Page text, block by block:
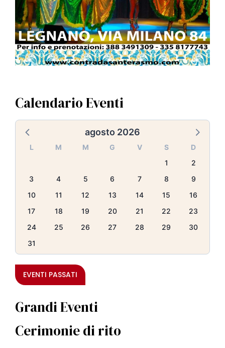
Calendario Eventi
agosto 2026
L M M G V S
D
1
2
3
4 5 6 7 8
9
10
11 12 13 14 15
16
17
18 19 20 21 22
23
24
25 26 27 28 29
30
31
EVENTI PASSATI
Grandi Eventi
Cerimonie di rito